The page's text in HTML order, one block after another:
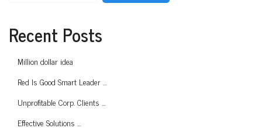
Recent Posts
Million dollar idea
Red Is Good Smart Leader …
Unprofitable Corp. Clients …
Effective Solutions …